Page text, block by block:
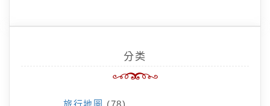
分类
旅行地圖 (78)